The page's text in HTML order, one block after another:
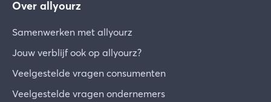
Over allyourz
Samenwerken met allyourz
Jouw verblijf ook op allyourz?
Veelgestelde vragen consumenten
Veelgestelde vragen ondernemers